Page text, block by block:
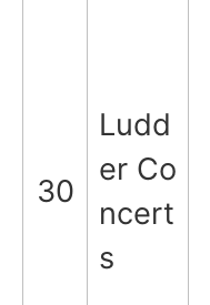
30
Ludd
er Co
ncert
s